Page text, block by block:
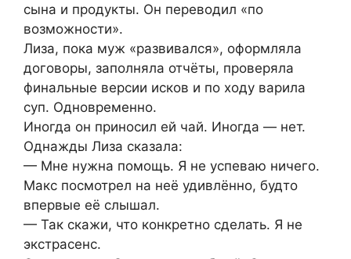
сына и продукты. Он переводил «по
возможности».
Лиза, пока муж «развивался», оформляла
договоры, заполняла отчёты, проверяла
финальные версии исков и по ходу варила
суп. Одновременно.
Иногда он приносил ей чай. Иногда — нет.
Однажды Лиза сказала:
— Мне нужна помощь. Я не успеваю ничего.
Макс посмотрел на неё удивлённо, будто
впервые её слышал.
— Так скажи, что конкретно сделать. Я не
экстрасенс.